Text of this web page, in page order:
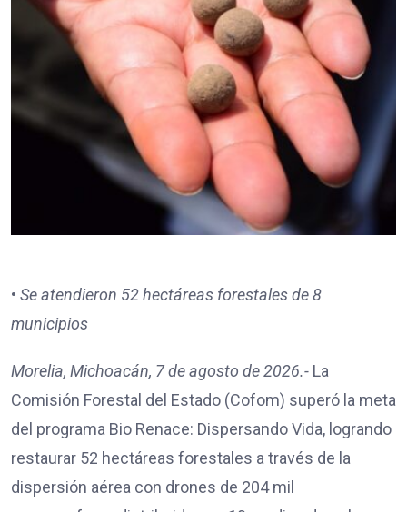
• Se atendieron 52 hectáreas forestales de 8
municipios
Morelia, Michoacán, 7 de agosto de 2026.- La
Comisión Forestal del Estado (Cofom) superó la meta
del programa Bio Renace: Dispersando Vida, logrando
restaurar 52 hectáreas forestales a través de la
dispersión aérea con drones de 204 mil